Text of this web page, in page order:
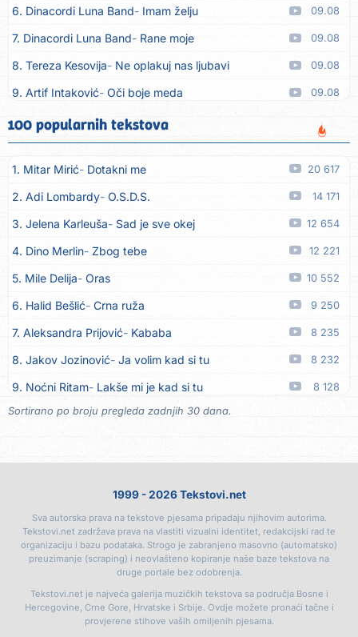
6. Dinacordi Luna Band Imam želju 09.08
7. Dinacordi Luna Band Rane moje 09.08
8. Tereza Kesovija Ne oplakuj nas ljubavi 09.08
9. Artif Intaković Oči boje meda 09.08
10. Rifat Tepić Iza tamnih zavjesa
11. Dinacordi Luna Band Srce svoje neću drugoj dati 09.08
12. Dreletronic Vumrl mi je pajcek moj 08.08
13. Dinacordi Luna Band Zora plava 08.08
14. Dinacordi Luna Band Imam sve, fališ ti 08.08
15. Dinacordi Luna Band Prijatelji stari 08.08
16. Dinacordi Luna Band 08.08
17. Tereza Kesovija Ljubavi nestaju 08.08
18. Tereza Kesovija Trebaš mi noćas 08.08
19. Slobodan Batjarević Čobe E borjako oro 07.08
20. Dinacordi Luna Band Sreću zovem tvojim imenom 07.08
21. Dinacordi Luna Band Tamburaši
24. Grupa TNT Rijeka Via Roma, nikad doma
25. Zaim Imamović Kada moja mladost prođe 07.08
26. Azra Husarkić Do zadnje kapi 07.08
27. Dinacordi Luna Band
28. Pet za 5 Pozdravi mi Stubicu 07.08
100 popularnih tekstova
1. Mitar Mirić Dotakni me 20 617
2. Adi Lombardy O.S.D.S. 14 171
3. Jelena Karleuša Sad je sve okej 12 654
4. Dino Merlin Zbog tebe 12 221
5. Mile Delija Oras 10 552
6. Halid Bešlić Crna ruža 9 250
7. Aleksandra Prijović Kababa 8 235
8. Jakov Jozinović Ja volim kad si tu 8 232
9. Noćni Ritam Lakše mi je kad si tu 8 128
10. Halid Bešlić Ljiljani
Ovo u grudima
14. Džej Ramadanovski Ova mačka do mene 6 401
15. Noćni Ritam Rekla si mi 6 400
Mon amour
17. Amira Medunjanin Pjevat ćemo šta nam srce zna 6 043
Sortirano po broju pregleda zadnjih 30 dana.
1999 - 2026 Tekstovi.net
Sva autorska prava na tekstove pjesama pripadaju njihovim autorima.
Tekstovi.net zadržava prava na vlastiti vizualni identitet, redakcijski rad te
organizaciju i bazu podataka. Strogo je zabranjeno masovno (automatsko)
preuzimanje (scraping) i neovlašteno kopiranje naše baze tekstova na
druge portale bez odobrenja.
Tekstovi.net je najveća galerija muzičkih tekstova sa područja Bosne i
Hercegovine, Crne Gore, Hrvatske i Srbije. Ovdje možete pronaći tačne i
provjerene stihove vaših omiljenih pjesama.